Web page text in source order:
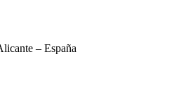
– España